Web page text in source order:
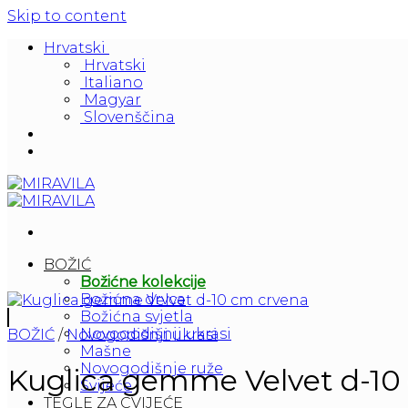
Skip to content
Hrvatski
Hrvatski
Italiano
Magyar
Slovenščina
BOŽIĆ
Božićne kolekcije
Božićna drvca
Božićna svjetla
Novogodišnji ukrasi
Mašne
Novogodišnje ruže
Svijeće
TEGLE ZA CVIJEĆE
BOŽIĆ / Novogodišnji ukrasi
Kuglica gemme Velvet d-